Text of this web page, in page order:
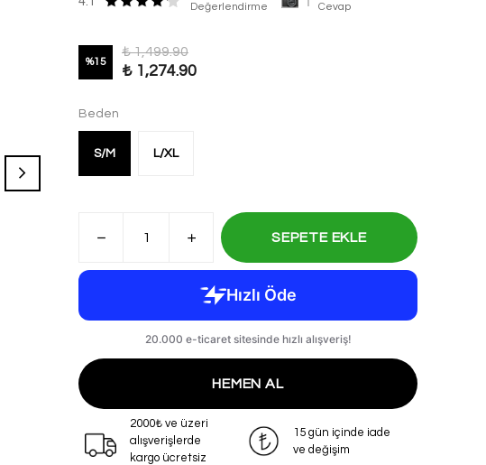
Değerlendirme
Cevap
%15
₺ 1,499.90
₺ 1,274.90
Beden
S/M L/XL
SEPETE EKLE
HEMEN AL
2000₺ ve üzeri
alışverişlerde
kargo ücretsiz
15 gün içinde iade
ve değişim